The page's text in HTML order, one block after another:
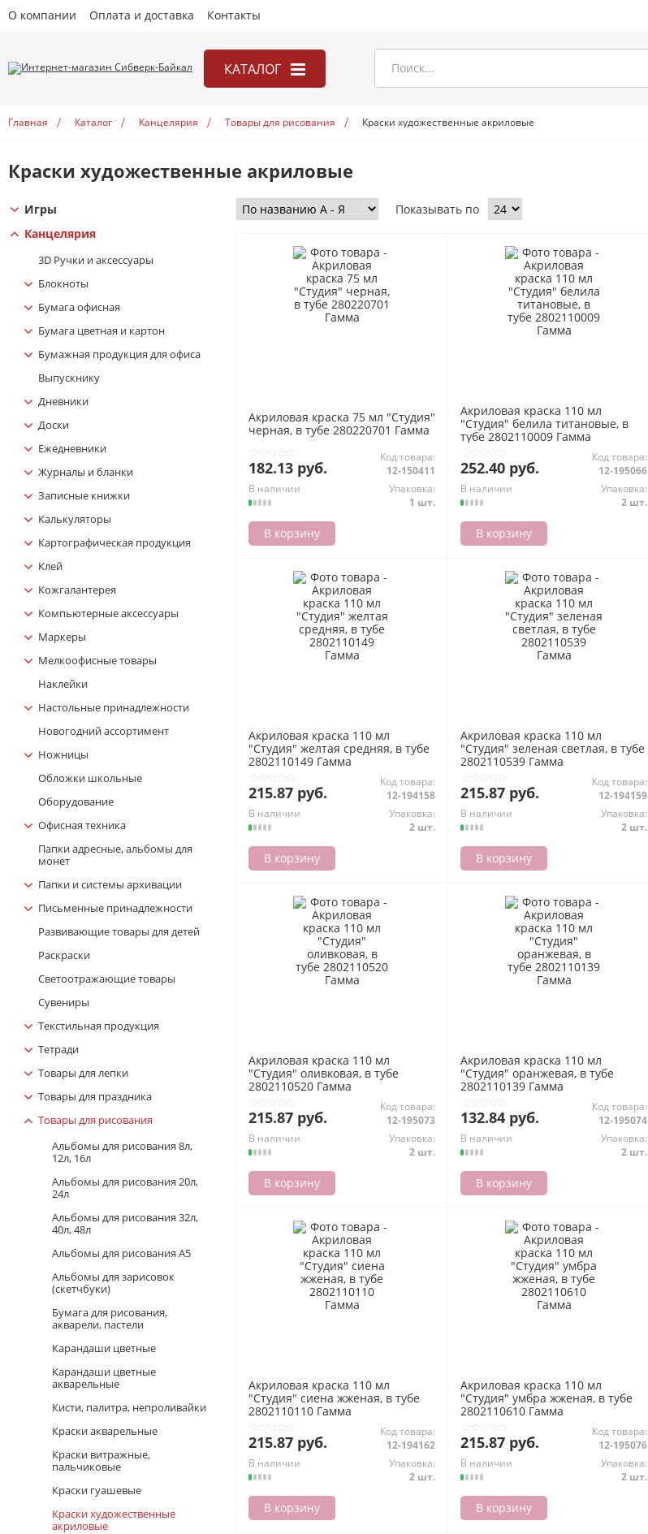
О компании Оплата и доставка Контакты
КАТАЛОГ
Книги
Учебники
Главная Каталог Канцелярия Товары для рисования Краски художественные акриловые
Краски художественные акриловые
Игры
Канцелярия
3D Ручки и аксесcуары
Блокноты
Бумага офисная
Бумага цветная и картон
Бумажная продукция для офиса
Выпускнику
Дневники
Доски
Ежедневники
Журналы и бланки
Записные книжки
Калькуляторы
Картографическая продукция
Клей
Кожгалантерея
Компьютерные аксессуары
Маркеры
Мелкоофисные товары
Наклейки
Настольные принадлежности
Новогодний ассортимент
Ножницы
Обложки школьные
Оборудование
Офисная техника
Папки адресные, альбомы для
монет
Папки и системы архивации
Письменные принадлежности
Развивающие товары для детей
Раскраски
Светоотражающие товары
Сувениры
Текстильная продукция
Тетради
Товары для лепки
Товары для праздника
Товары для рисования
Альбомы для рисования 8л,
12л, 16л
Альбомы для рисования 20л,
24л
Альбомы для рисования 32л,
40л, 48л
Альбомы для рисования А5
Альбомы для зарисовок
(скетчбуки)
Бумага для рисования,
акварели, пастели
Карандаши цветные
Карандаши цветные
акварельные
Кисти, палитра, непроливайки
Краски акварельные
Краски витражные,
пальчиковые
Краски гуашевые
Краски художественные
акриловые
Показывать по
Акриловая краска 75 мл "Студия"
черная, в тубе 280220701 Гамма
182.13 руб.
Код товара:
12-150411
В наличии
Упаковка:
1 шт.
В корзину
Акриловая краска 110 мл
"Студия" белила титановые, в
тубе 2802110009 Гамма
252.40 руб.
Код товара:
12-195066
В наличии
Упаковка:
2 шт.
В корзину
Акриловая краска 110 мл
"Студия" желтая средняя, в тубе
2802110149 Гамма
215.87 руб.
Код товара:
12-194158
В наличии
Упаковка:
2 шт.
В корзину
Акриловая краска 110 мл
"Студия" зеленая светлая, в тубе
2802110539 Гамма
215.87 руб.
Код товара:
12-194159
В наличии
Упаковка:
2 шт.
В корзину
Акриловая краска 110 мл
"Студия" оливковая, в тубе
2802110520 Гамма
215.87 руб.
Код товара:
12-195073
В наличии
Упаковка:
2 шт.
В корзину
Акриловая краска 110 мл
"Студия" оранжевая, в тубе
2802110139 Гамма
132.84 руб.
Код товара:
12-195074
В наличии
Упаковка:
2 шт.
В корзину
Акриловая краска 110 мл
"Студия" сиена жженая, в тубе
2802110110 Гамма
215.87 руб.
Код товара:
12-194162
В наличии
Упаковка:
2 шт.
В корзину
Акриловая краска 110 мл
"Студия" умбра жженая, в тубе
2802110610 Гамма
215.87 руб.
Код товара:
12-195076
В наличии
Упаковка:
2 шт.
В корзину